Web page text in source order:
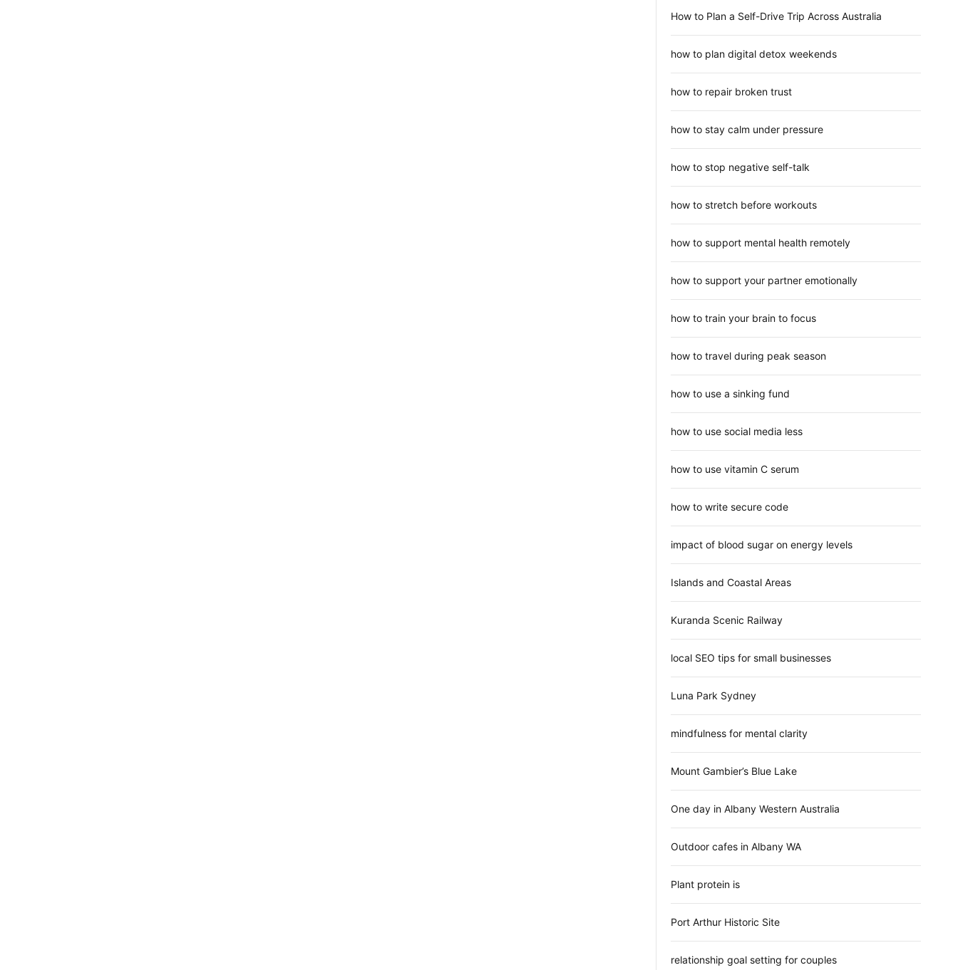
How to Plan a Self-Drive Trip Across Australia
how to plan digital detox weekends
how to repair broken trust
how to stay calm under pressure
how to stop negative self-talk
how to stretch before workouts
how to support mental health remotely
how to support your partner emotionally
how to train your brain to focus
how to travel during peak season
how to use a sinking fund
how to use social media less
how to use vitamin C serum
how to write secure code
impact of blood sugar on energy levels
Islands and Coastal Areas
Kuranda Scenic Railway
local SEO tips for small businesses
Luna Park Sydney
mindfulness for mental clarity
Mount Gambier’s Blue Lake
One day in Albany Western Australia
Outdoor cafes in Albany WA
Plant protein is
Port Arthur Historic Site
relationship goal setting for couples